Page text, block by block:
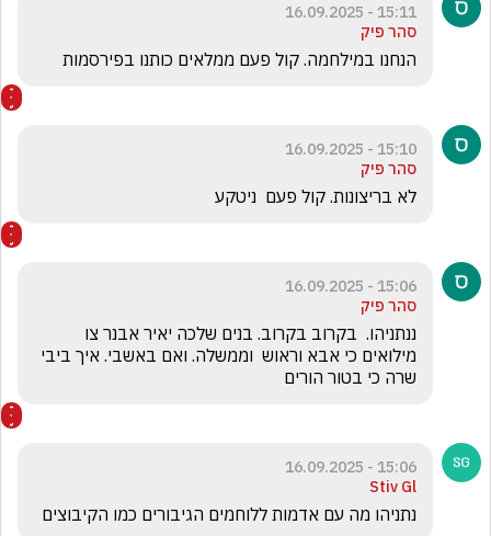
15:11 - 16.09.2025
סהר פיק
הנחנו במילחמה. קול פעם ממלאים כותנו בפירסמות
15:10 - 16.09.2025
סהר פיק
לא בריצונות. קול פעם  ניטקע
15:06 - 16.09.2025
סהר פיק
שרה כי בטור הורים
15:06 - 16.09.2025
Stiv Gl
נתניהו מה עם אדמות ללוחמים הגיבורים כמו הקיבוצים